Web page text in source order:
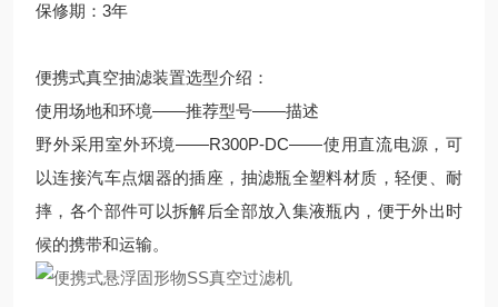
保修期：3年
便携式真空抽滤装置选型介绍：
使用场地和环境——推荐型号——描述
野外采用室外环境——R300P-DC——使用直流电源，可
以连接汽车点烟器的插座，抽滤瓶全塑料材质，轻便、耐
摔，各个部件可以拆解后全部放入集液瓶内，便于外出时
候的携带和运输。